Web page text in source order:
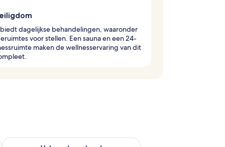
biedt dagelijkse behandelingen, waaronder
voor stellen. Een sauna en een 24-
maken de wellnesservaring van dit
weekend aug 7 - aug 9
De beschikbaarheid controleren voor volgend weekend aug